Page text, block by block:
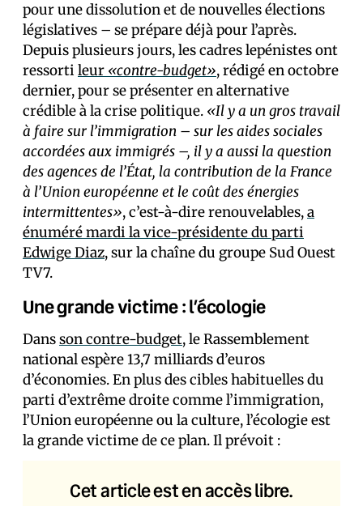
pour une dissolution et de nouvelles élections
législatives – se prépare déjà pour l’après.
Depuis plusieurs jours, les cadres lepénistes ont
ressorti leur «contre-budget», rédigé en octobre
dernier, pour se présenter en alternative
crédible à la crise politique. «Il y a un gros travail
à faire sur l’immigration – sur les aides sociales
accordées aux immigrés –, il y a aussi la question
des agences de l’État, la contribution de la France
à l’Union européenne et le coût des énergies
intermittentes», c’est-à-dire renouvelables,a
énuméré mardi la vice-présidente du parti
Edwige Diaz, sur la chaîne du groupe Sud Ouest
TV7.
Une grande victime : l’écologie
Dansson contre-budget, le Rassemblement
national espère 13,7 milliards d’euros
d’économies. En plus des cibles habituelles du
parti d’extrême droite comme l’immigration,
l’Union européenne ou la culture, l’écologie est
la grande victime de ce plan. Il prévoit :
Cet article est en accès libre.